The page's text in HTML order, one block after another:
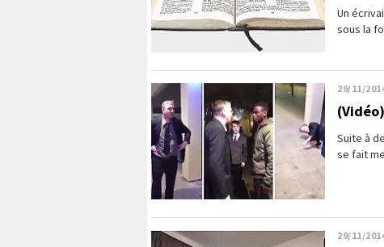
Un
sous la
29/11/
Suite à
se fait
29/11/